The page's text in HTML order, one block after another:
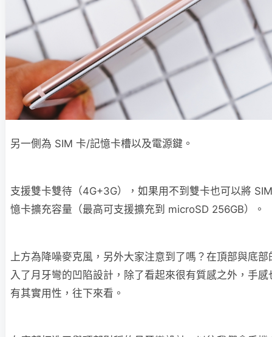
另一側為 SIM 卡/記憶卡槽以及電源鍵。
支援雙卡雙待（4G+3G），如果用不到雙卡也可以將
憶卡擴充容量（最高可支援擴充到 microSD 256GB）。
上方為降噪麥克風，另外大家注意到了嗎？在頂部與底
入了月牙彎的凹陷設計，除了看起來很有質感之外，手
有其實用性，往下來看。